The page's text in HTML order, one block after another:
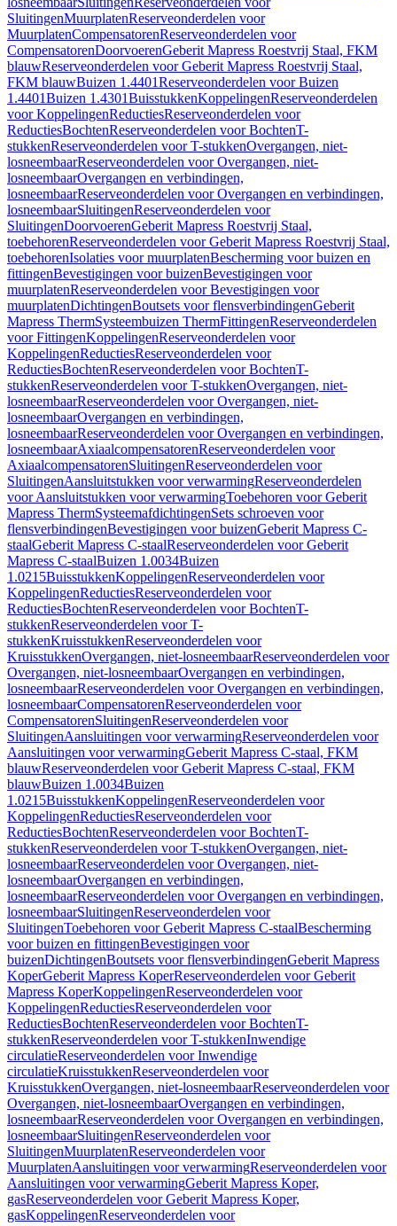
SluitingenMuurplatenReserveonderdelen voor
MuurplatenCompensatorenReserveonderdelen voor
CompensatorenDoorvoerenGeberit Mapress Roestvrij Staal, FKM
blauwReserveonderdelen voor Geberit Mapress Roestvrij Staal,
FKM blauwBuizen 1.4401Reserveonderdelen voor Buizen
1.4401Buizen 1.4301BuisstukkenKoppelingenReserveonderdelen
voor KoppelingenReductiesReserveonderdelen voor
ReductiesBochtenReserveonderdelen voor BochtenT-
stukkenReserveonderdelen voor T-stukkenOvergangen, niet-
losneembaarReserveonderdelen voor Overgangen, niet-
losneembaarOvergangen en verbindingen,
losneembaarReserveonderdelen voor Overgangen en verbindingen,
losneembaarSluitingenReserveonderdelen voor
SluitingenDoorvoerenGeberit Mapress Roestvrij Staal,
toebehorenReserveonderdelen voor Geberit Mapress Roestvrij Staal,
toebehorenIsolaties voor muurplatenBescherming voor buizen en
fittingenBevestigingen voor buizenBevestigingen voor
muurplatenReserveonderdelen voor Bevestigingen voor
muurplatenDichtingenBoutsets voor flensverbindingenGeberit
Mapress ThermSysteembuizen ThermFittingenReserveonderdelen
voor FittingenKoppelingenReserveonderdelen voor
KoppelingenReductiesReserveonderdelen voor
ReductiesBochtenReserveonderdelen voor BochtenT-
stukkenReserveonderdelen voor T-stukkenOvergangen, niet-
losneembaarReserveonderdelen voor Overgangen, niet-
losneembaarOvergangen en verbindingen,
losneembaarReserveonderdelen voor Overgangen en verbindingen,
losneembaarAxiaalcompensatorenReserveonderdelen voor
AxiaalcompensatorenSluitingenReserveonderdelen voor
SluitingenAansluitstukken voor verwarmingReserveonderdelen
voor Aansluitstukken voor verwarmingToebehoren voor Geberit
Mapress ThermSysteemafdichtingenSets schroeven voor
flensverbindingenBevestigingen voor buizenGeberit Mapress C-
staalGeberit Mapress C-staalReserveonderdelen voor Geberit
Mapress C-staalBuizen 1.0034Buizen
1.0215BuisstukkenKoppelingenReserveonderdelen voor
KoppelingenReductiesReserveonderdelen voor
ReductiesBochtenReserveonderdelen voor BochtenT-
stukkenReserveonderdelen voor T-
stukkenKruisstukkenReserveonderdelen voor
KruisstukkenOvergangen, niet-losneembaarReserveonderdelen voor
Overgangen, niet-losneembaarOvergangen en verbindingen,
losneembaarReserveonderdelen voor Overgangen en verbindingen,
losneembaarCompensatorenReserveonderdelen voor
CompensatorenSluitingenReserveonderdelen voor
SluitingenAansluitingen voor verwarmingReserveonderdelen voor
Aansluitingen voor verwarmingGeberit Mapress C-staal, FKM
blauwReserveonderdelen voor Geberit Mapress C-staal, FKM
blauwBuizen 1.0034Buizen
1.0215BuisstukkenKoppelingenReserveonderdelen voor
KoppelingenReductiesReserveonderdelen voor
ReductiesBochtenReserveonderdelen voor BochtenT-
stukkenReserveonderdelen voor T-stukkenOvergangen, niet-
losneembaarReserveonderdelen voor Overgangen, niet-
losneembaarOvergangen en verbindingen,
losneembaarReserveonderdelen voor Overgangen en verbindingen,
losneembaarSluitingenReserveonderdelen voor
SluitingenToebehoren voor Geberit Mapress C-staalBescherming
voor buizen en fittingenBevestigingen voor
buizenDichtingenBoutsets voor flensverbindingenGeberit Mapress
KoperGeberit Mapress KoperReserveonderdelen voor Geberit
Mapress KoperKoppelingenReserveonderdelen voor
KoppelingenReductiesReserveonderdelen voor
ReductiesBochtenReserveonderdelen voor BochtenT-
stukkenReserveonderdelen voor T-stukkenInwendige
circulatieReserveonderdelen voor Inwendige
circulatieKruisstukkenReserveonderdelen voor
KruisstukkenOvergangen, niet-losneembaarReserveonderdelen voor
Overgangen, niet-losneembaarOvergangen en verbindingen,
losneembaarReserveonderdelen voor Overgangen en verbindingen,
losneembaarSluitingenReserveonderdelen voor
SluitingenMuurplatenReserveonderdelen voor
MuurplatenAansluitingen voor verwarmingReserveonderdelen voor
Aansluitingen voor verwarmingGeberit Mapress Koper,
gasReserveonderdelen voor Geberit Mapress Koper,
gasKoppelingenReserveonderdelen voor